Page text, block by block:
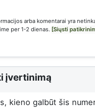
arba komentarai yra
per 1-2 dienas. [Siųsti
įvertinimą
kieno galbūt šis